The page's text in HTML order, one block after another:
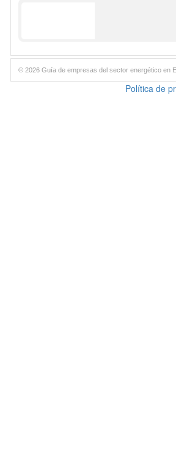
© 2026 Guía de empresas del sector energético en
Política de